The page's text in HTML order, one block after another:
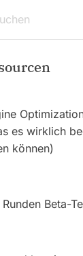
es wirklich
können)
Beta-